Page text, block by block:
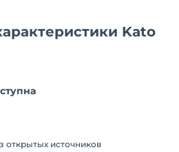
Kato
открытых источников